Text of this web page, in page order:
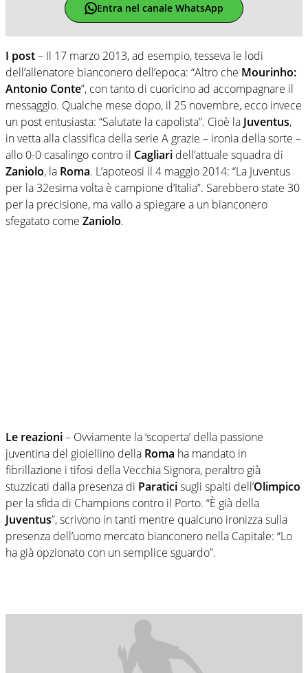
Entra nel canale WhatsApp
I post– Il 17 marzo 2013, ad esempio, tesseva le lodi
dell’allenatore bianconero dell’epoca: “Altro che Mourinho:
Antonio Conte”, con tanto di cuoricino ad accompagnare il
messaggio. Qualche mese dopo, il 25 novembre, ecco invece
un post entusiasta: “Salutate la capolista”. Cioè la Juventus,
in vetta alla classifica della serie A grazie – ironia della sorte –
allo 0-0 casalingo contro il Cagliari dell’attuale squadra di
Zaniolo, la Roma. L’apoteosi il 4 maggio 2014: “La Juventus
per la 32esima volta è campione d’Italia”. Sarebbero state 30
per la precisione, ma vallo a spiegare a un bianconero
sfegatato come Zaniolo.
Le reazioni– Ovviamente la ‘scoperta’ della passione
juventina del gioiellino della Roma ha mandato in
fibrillazione i tifosi della Vecchia Signora, peraltro già
stuzzicati dalla presenza di Paraticisugli spalti dell’Olimpico
per la sfida di Champions contro il Porto. “È già della
Juventus”, scrivono in tanti mentre qualcuno ironizza sulla
presenza dell’uomo mercato bianconero nella Capitale: “Lo
ha già opzionato con un semplice sguardo”.